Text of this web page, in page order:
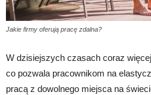
Jakie firmy oferują pracę zdalna?
W dzisiejszych czasach coraz
co pozwala pracownikom na
pracą z dowolnego miejsca na